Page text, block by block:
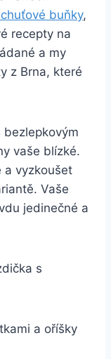
buňky,
recepty na
a my
z Brna, které
bezlepkovým
vaše blízké.
a vyzkoušet
Vaše
jedinečné a
s
a oříšky